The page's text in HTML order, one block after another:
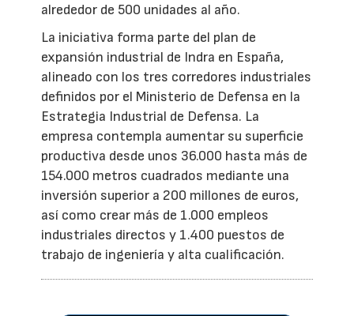
alrededor de 500 unidades al año.
La iniciativa forma parte del plan de
expansión industrial de Indra en España,
alineado con los tres corredores industriales
definidos por el Ministerio de Defensa en la
Estrategia Industrial de Defensa. La
empresa contempla aumentar su superficie
productiva desde unos 36.000 hasta más de
154.000 metros cuadrados mediante una
inversión superior a 200 millones de euros,
así como crear más de 1.000 empleos
industriales directos y 1.400 puestos de
trabajo de ingeniería y alta cualificación.